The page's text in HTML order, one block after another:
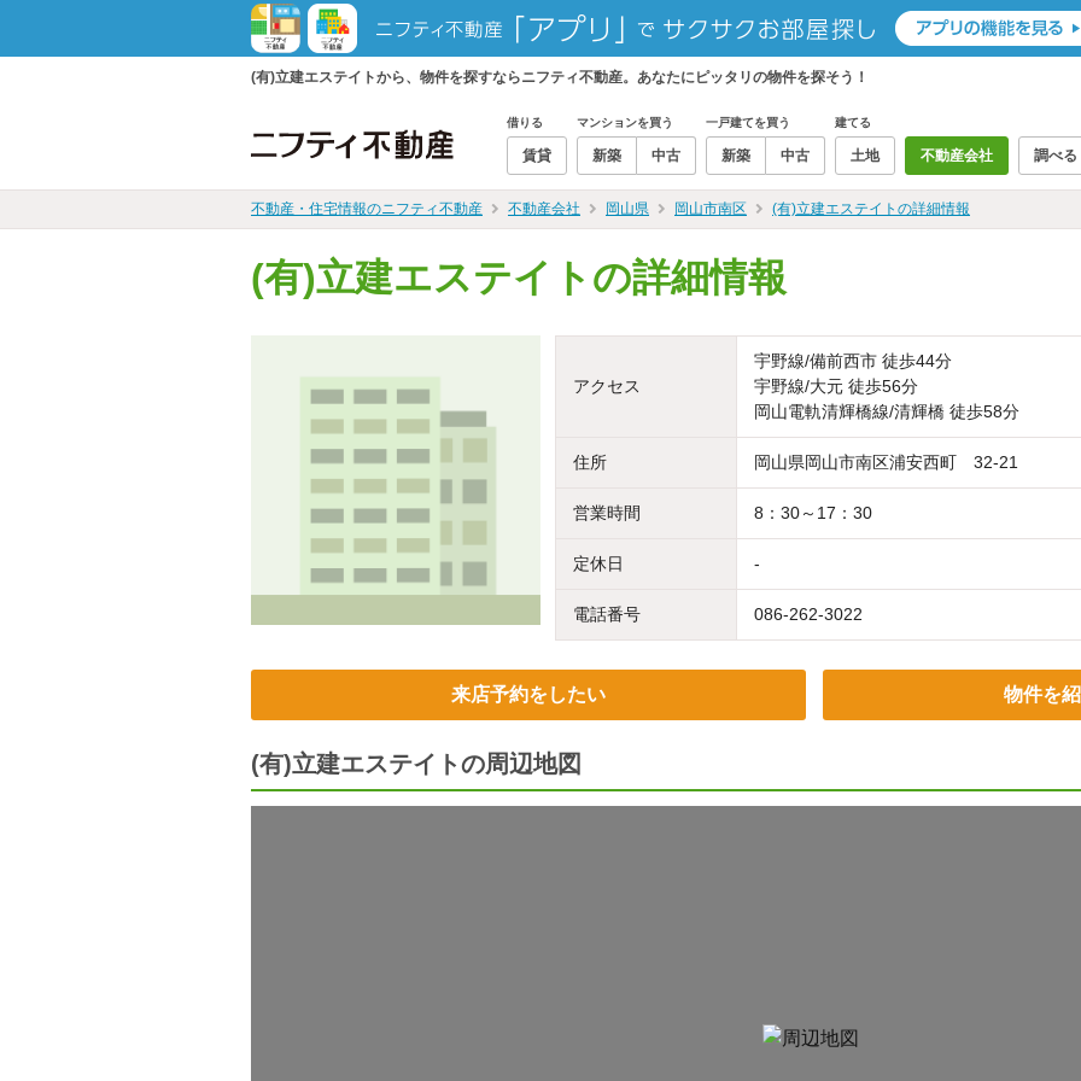
(有)立建エステイトから、物件を探すならニフティ不動産。あなたにピッタリの物件を探そう！
借りる
賃貸
マンションを買う
新築 中古
一戸建てを買う
新築 中古
建てる
土地 不動産会社 調べる
不動産・住宅情報のニフティ不動産 不動産会社 岡山県 岡山市南区 (有)立建エステイトの詳細情報
(有)立建エステイトの詳細情報
アクセス
宇野線/備前西市 徒歩44分
宇野線/大元 徒歩56分
岡山電軌清輝橋線/清輝橋 徒歩58分
住所 岡山県岡山市南区浦安西町 32-21
営業時間 8：30～17：30
定休日 -
電話番号 086-262-3022
来店予約をしたい 物件を
(有)立建エステイトの周辺地図